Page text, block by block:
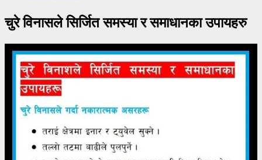
चुरे विनासले सिर्जित समस्या र समाधानका उपायहरु